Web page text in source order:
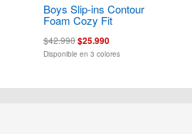
Boys Slip-ins Contour
Foam Cozy Fit
$42.990$25.990
Disponible en 3 colores